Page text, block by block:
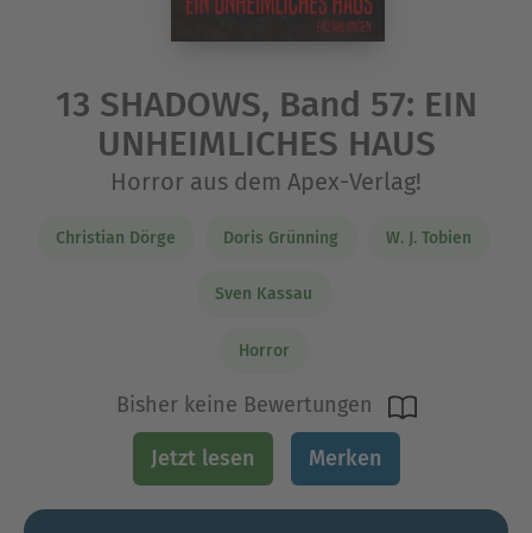
13 SHADOWS, Band 57: EIN
UNHEIMLICHES HAUS
Horror aus dem Apex-Verlag!
Christian Dörge Doris Grünning W. J. Tobien
Sven Kassau
Horror
Bisher keine Bewertungen
Jetzt lesen Merken